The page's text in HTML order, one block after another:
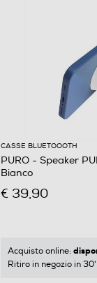
CASSE BLUETOOOTH
PURO - Speaker
Bianco
€ 39,90
Acquisto online:
Ritiro in negozio in